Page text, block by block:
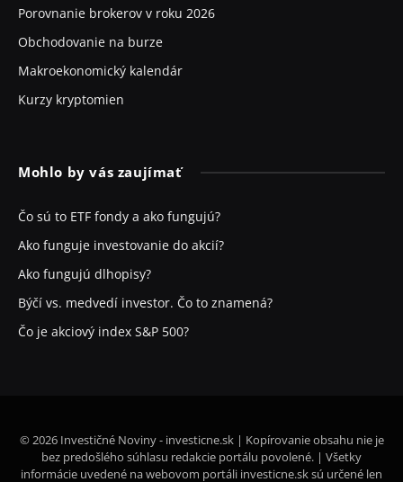
Porovnanie brokerov v roku 2026
Obchodovanie na burze
Makroekonomický kalendár
Kurzy kryptomien
Mohlo by vás zaujímať
Čo sú to ETF fondy a ako fungujú?
Ako funguje investovanie do akcií?
Ako fungujú dlhopisy?
Býčí vs. medvedí investor. Čo to znamená?
Čo je akciový index S&P 500?
© 2026 Investičné Noviny - investicne.sk | Kopírovanie obsahu nie je
bez predošlého súhlasu redakcie portálu povolené. | Všetky
informácie uvedené na webovom portáli investicne.sk sú určené len